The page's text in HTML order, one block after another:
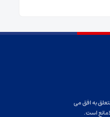
به افق می
است.